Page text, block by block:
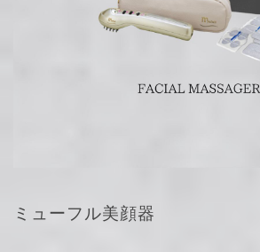
ミューフル美顔器